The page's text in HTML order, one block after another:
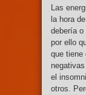
Las
la hora
debería
por ello
que tiene
el
otros.